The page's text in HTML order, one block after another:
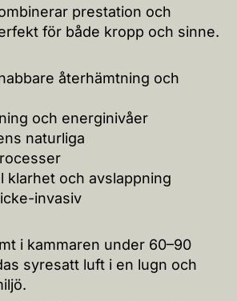
prestation och
för både kropp och sinne.
återhämtning och
och energinivåer
naturliga
klarhet och avslappning
invasiv
i kammaren under 60–90
syresatt luft i en lugn och